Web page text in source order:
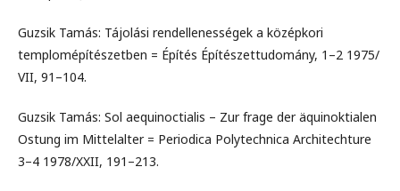
Guzsik Tamás: Tájolási rendellenességek a középkori
templomépítészetben = Építés Építészettudomány, 1–2 1975/
VII, 91–104.
Guzsik Tamás: Sol aequinoctialis – Zur frage der äquinoktialen
Ostung im Mittelalter = Periodica Polytechnica Architechture
3–4 1978/XXII, 191–213.